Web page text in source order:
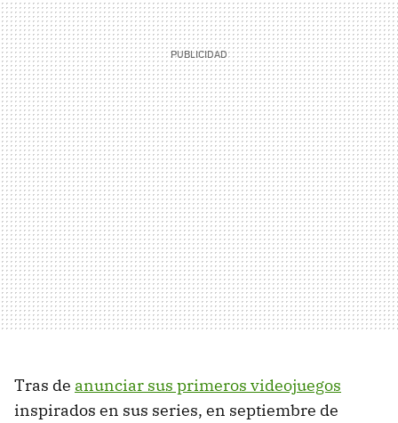
Tras de anunciar sus primeros videojuegos
inspirados en sus series, en septiembre de